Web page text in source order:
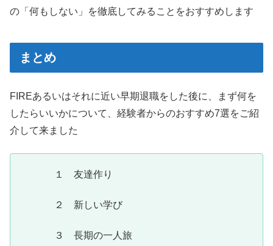
の「何もしない」を徹底してみることをおすすめします
まとめ
FIREあるいはそれに近い早期退職をした後に、まず何を
したらいいかについて、経験者からのおすすめ7選をご紹
介して来ました
１ 友達作り
２ 新しい学び
３ 長期の一人旅